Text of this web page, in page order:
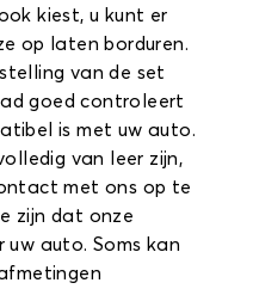
kiest, u kunt er
op laten borduren.
van de set
goed controleert
is met uw auto.
van leer zijn,
met ons op te
zijn dat onze
uw auto. Soms kan